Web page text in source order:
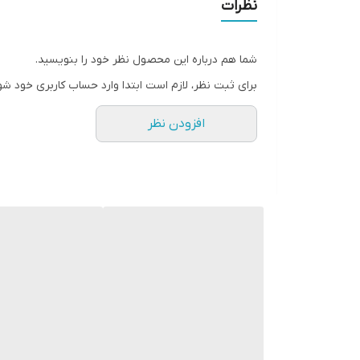
نظرات
شما هم درباره این محصول نظر خود را بنویسید.
برای ثبت نظر، لازم است ابتدا وارد حساب کاربری خود
افزودن نظر